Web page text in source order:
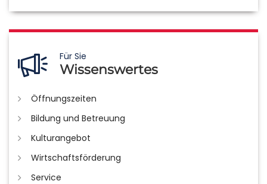
Für Sie
Wissenswertes
Öffnungszeiten
Bildung und Betreuung
Kulturangebot
Wirtschaftsförderung
Service